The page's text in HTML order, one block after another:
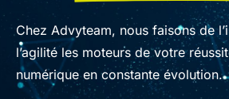
Chez Advyteam, nous faisons de
l’agilité les moteurs de votre
numérique en constante évolution.